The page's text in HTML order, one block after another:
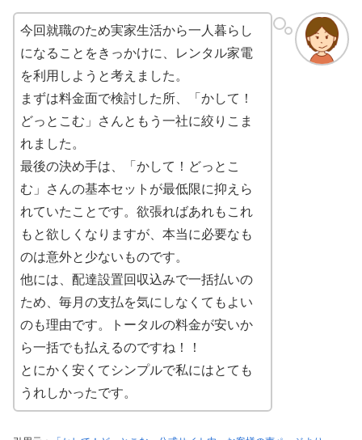
今回就職のため実家生活から一人暮らし
になることをきっかけに、レンタル家電
を利用しようと考えました。
まずは料金面で検討した所、「かして！
どっとこむ」さんともう一社に絞りこま
れました。
最後の決め手は、「かして！どっとこ
む」さんの基本セットが最低限に抑えら
れていたことです。欲張ればあれもこれ
もと欲しくなりますが、本当に必要なも
のは意外と少ないものです。
他には、配達設置回収込みで一括払いの
ため、毎月の支払を気にしなくてもよい
のも理由です。トータルの料金が安いか
ら一括でも払えるのですね！！
とにかく安くてシンプルで私にはとても
うれしかったです。